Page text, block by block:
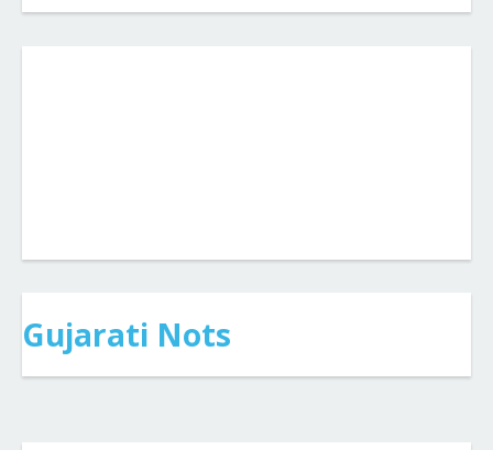
Gujarati Nots